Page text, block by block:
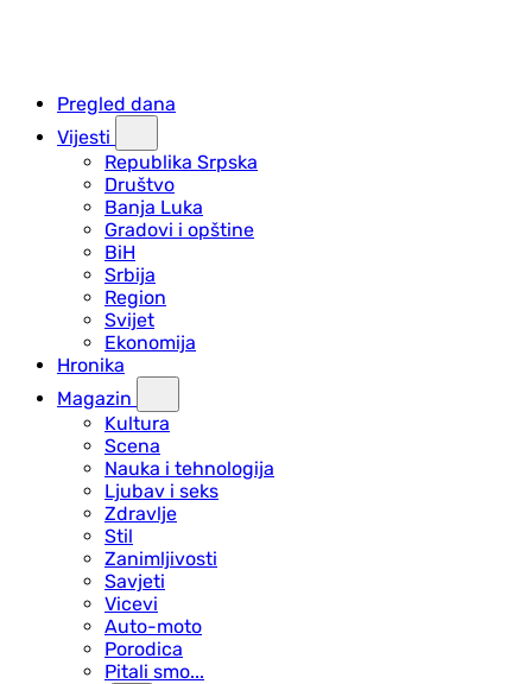
Pregled dana
Vijesti
Republika Srpska
Društvo
Banja Luka
Gradovi i opštine
BiH
Srbija
Region
Svijet
Ekonomija
Hronika
Magazin
Kultura
Scena
Nauka i tehnologija
Ljubav i seks
Zdravlje
Stil
Zanimljivosti
Savjeti
Vicevi
Auto-moto
Porodica
Pitali smo...